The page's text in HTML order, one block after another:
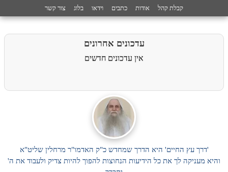
קבלת קהל אודות כתבים וידאו בלוג צור קשר
עדכונים אחרונים
אין עדכונים חדשים
'דרך עץ החיים' היא הדרך שמחדש כ"ק האדמו"ר מרחלין שליט"א
והיא מעניקה לך את כל הידיעות הנחוצות להפוך להיות צדיק ולעבוד את ה'